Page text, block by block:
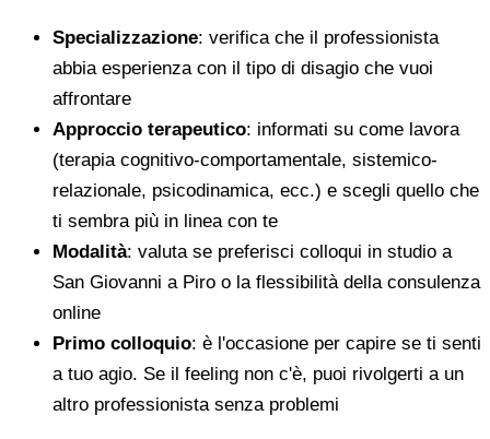
Specializzazione: verifica che il professionista
abbia esperienza con il tipo di disagio che vuoi
affrontare
Approccio terapeutico: informati su come lavora
(terapia cognitivo-comportamentale, sistemico-
relazionale, psicodinamica, ecc.) e scegli quello che
ti sembra più in linea con te
Modalità: valuta se preferisci colloqui in studio a
San Giovanni a Piro o la flessibilità della consulenza
online
Primo colloquio: è l'occasione per capire se ti senti
a tuo agio. Se il feeling non c'è, puoi rivolgerti a un
altro professionista senza problemi